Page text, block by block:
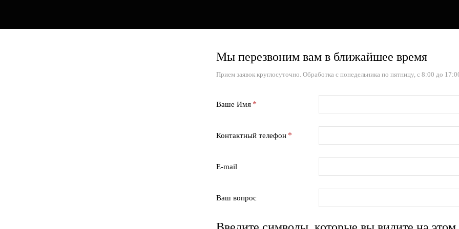
Мы перезвоним вам в ближайшее время
Прием заявок круглосуточно. Обработка с понедельника по пятницу, с 8:00 до
Ваше Имя
Контактный телефон
E-mail
Ваш вопрос